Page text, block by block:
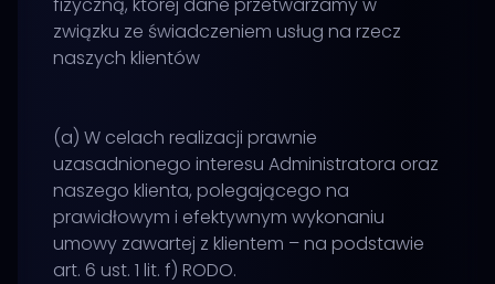
związku ze świadczeniem usług na rzecz
naszych klientów
(a) W celach realizacji prawnie
uzasadnionego interesu Administratora oraz
naszego klienta, polegającego na
prawidłowym i efektywnym wykonaniu
umowy zawartej z klientem – na podstawie
art. 6 ust. 1 lit. f) RODO.